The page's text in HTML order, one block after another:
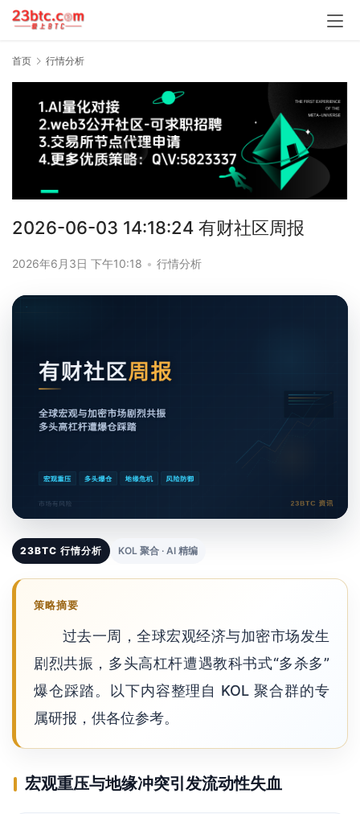
首页 行情分析
2026-06-03 14:18:24 有财社区周报
2026年6月3日 下午10:18 • 行情分析
23BTC 行情分析 KOL 聚合 · AI 精编
策略摘要
过去一周，全球宏观经济与加密市场发生
剧烈共振，多头高杠杆遭遇教科书式“多杀多”
爆仓踩踏。以下内容整理自 KOL 聚合群的专
属研报，供各位参考。
宏观重压与地缘冲突引发流动性失血